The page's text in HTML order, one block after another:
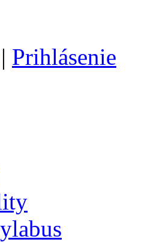
| Prihlásenie